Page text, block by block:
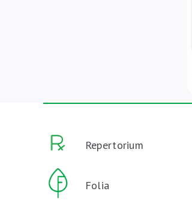
Repertorium
Folia